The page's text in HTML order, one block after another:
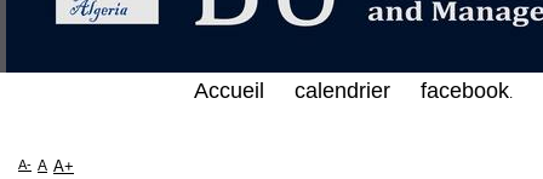
Accueil calendrier facebook.
A- A A+